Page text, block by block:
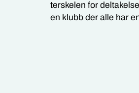
terskelen for
en klubb der alle har